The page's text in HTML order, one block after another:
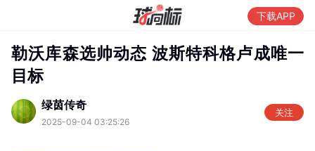
下载APP
勒沃库森选帅动态 波斯特科格卢成唯一
目标
绿茵传奇
2025-09-04 03:25:26
关注